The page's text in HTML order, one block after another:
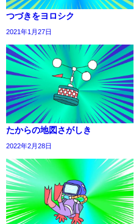
つづきをヨロシク
2021年1月27日
たからの地図さがしき
2022年2月28日